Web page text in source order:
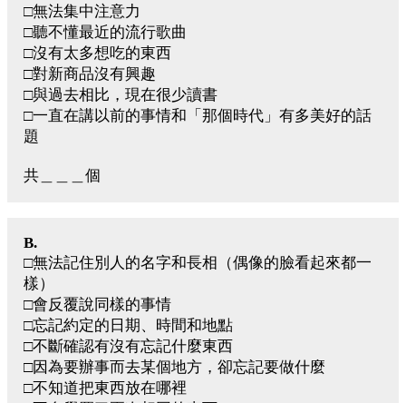
□無法集中注意力
□聽不懂最近的流行歌曲
□沒有太多想吃的東西
□對新商品沒有興趣
□與過去相比，現在很少讀書
□一直在講以前的事情和「那個時代」有多美好的話
題
共＿＿＿個
B.
□無法記住別人的名字和長相（偶像的臉看起來都一
樣）
□會反覆說同樣的事情
□忘記約定的日期、時間和地點
□不斷確認有沒有忘記什麼東西
□因為要辦事而去某個地方，卻忘記要做什麼
□不知道把東西放在哪裡